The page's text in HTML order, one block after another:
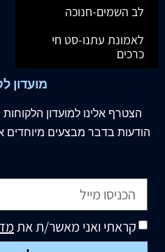
לב השמים-חנוכה
לאמונת עתנו-סט חי
כרכים
מועדון
הצטרף אלינו למועדון
הודעות בדבר מבצעים מיוחדים
קראתי ואני מאשר/ת את